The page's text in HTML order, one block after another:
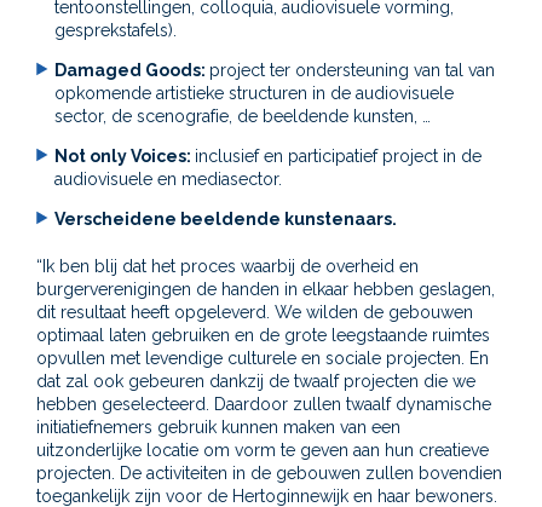
tentoonstellingen, colloquia, audiovisuele vorming,
gesprekstafels).
Damaged Goods: project ter ondersteuning van tal van
opkomende artistieke structuren in de audiovisuele
sector, de scenografie, de beeldende kunsten, …
Not only Voices: inclusief en participatief project in de
audiovisuele en mediasector.
Verscheidene beeldende kunstenaars.
“Ik ben blij dat het proces waarbij de overheid en
burgerverenigingen de handen in elkaar hebben geslagen,
dit resultaat heeft opgeleverd. We wilden de gebouwen
optimaal laten gebruiken en de grote leegstaande ruimtes
opvullen met levendige culturele en sociale projecten. En
dat zal ook gebeuren dankzij de twaalf projecten die we
hebben geselecteerd. Daardoor zullen twaalf dynamische
initiatiefnemers gebruik kunnen maken van een
uitzonderlijke locatie om vorm te geven aan hun creatieve
projecten. De activiteiten in de gebouwen zullen bovendien
toegankelijk zijn voor de Hertoginnewijk en haar bewoners.